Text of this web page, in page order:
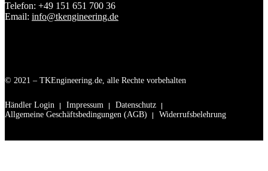
Telefon: +49 151 651 700 36
Email: info@tkengineering.de
© 2021 – TKEngineering.de, alle Rechte vorbehalten
Händler Login Impressum
Datenschutz
Allgemeine Geschäftsbedingungen (AGB)
Widerrufsbelehrung